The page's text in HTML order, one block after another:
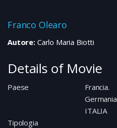
Franco Olearo
Autore:Carlo Maria Biotti
Details of Movie
Paese
Francia.
Germania
ITALIA
Tipologia